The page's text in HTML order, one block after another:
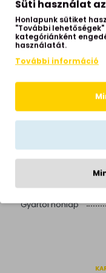
Izzók száma
Helyiség
Színhőmérséklet
Élettartam
Garancia
Gyártói honlap
Süti használat
Honlapunk sütiket
"További
kategóriánként
használatát.
További információ